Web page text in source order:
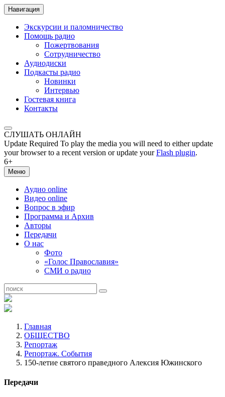
Навигация
Экскурсии и паломничество
Помощь радио
Пожертвования
Сотрудничество
Аудиодиски
Подкасты радио
Новинки
Интервью
Гостевая книга
Контакты
СЛУШАТЬ ОНЛАЙН
Update Required To play the media you will need to either update
your browser to a recent version or update yourFlash plugin.
6+
Меню
Аудио online
Видео online
Вопрос в эфир
Программа и Архив
Авторы
Передачи
О нас
Фото
«Голос Православия»
СМИ о радио
Главная
ОБЩЕСТВО
Репортаж
Репортаж. События
150-летие святого праведного Алексия Южинского
Передачи